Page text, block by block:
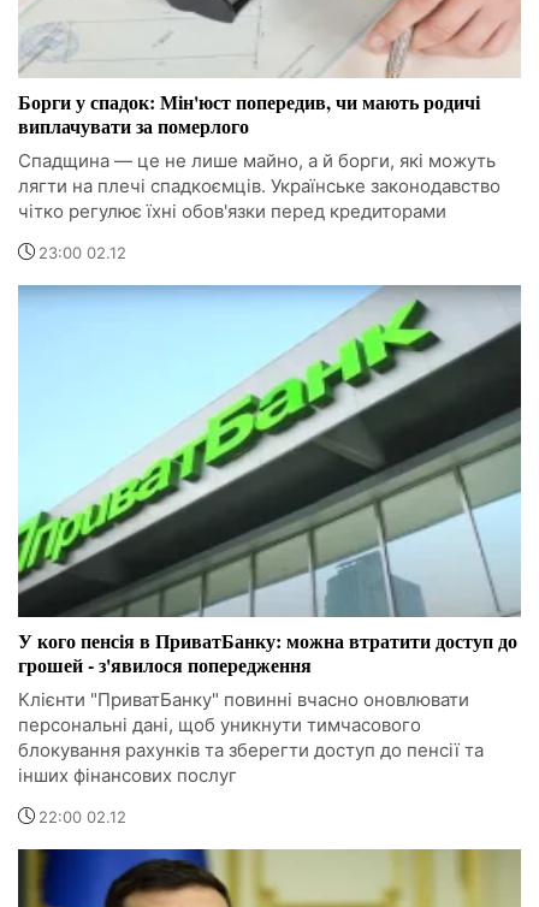
Борги у спадок: Мін'юст попередив, чи мають родичі
виплачувати за померлого
Спадщина — це не лише майно, а й борги, які можуть
лягти на плечі спадкоємців. Українське законодавство
чітко регулює їхні обов'язки перед кредиторами
23:00 02.12
У кого пенсія в ПриватБанку: можна втратити доступ до
грошей - з'явилося попередження
Клієнти "ПриватБанку" повинні вчасно оновлювати
персональні дані, щоб уникнути тимчасового
блокування рахунків та зберегти доступ до пенсії та
інших фінансових послуг
22:00 02.12